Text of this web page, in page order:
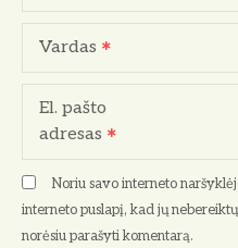
Vardas
El. pašto
adresas
Noriu savo interneto
interneto puslapį, kad jų
norėsiu parašyti komentarą.